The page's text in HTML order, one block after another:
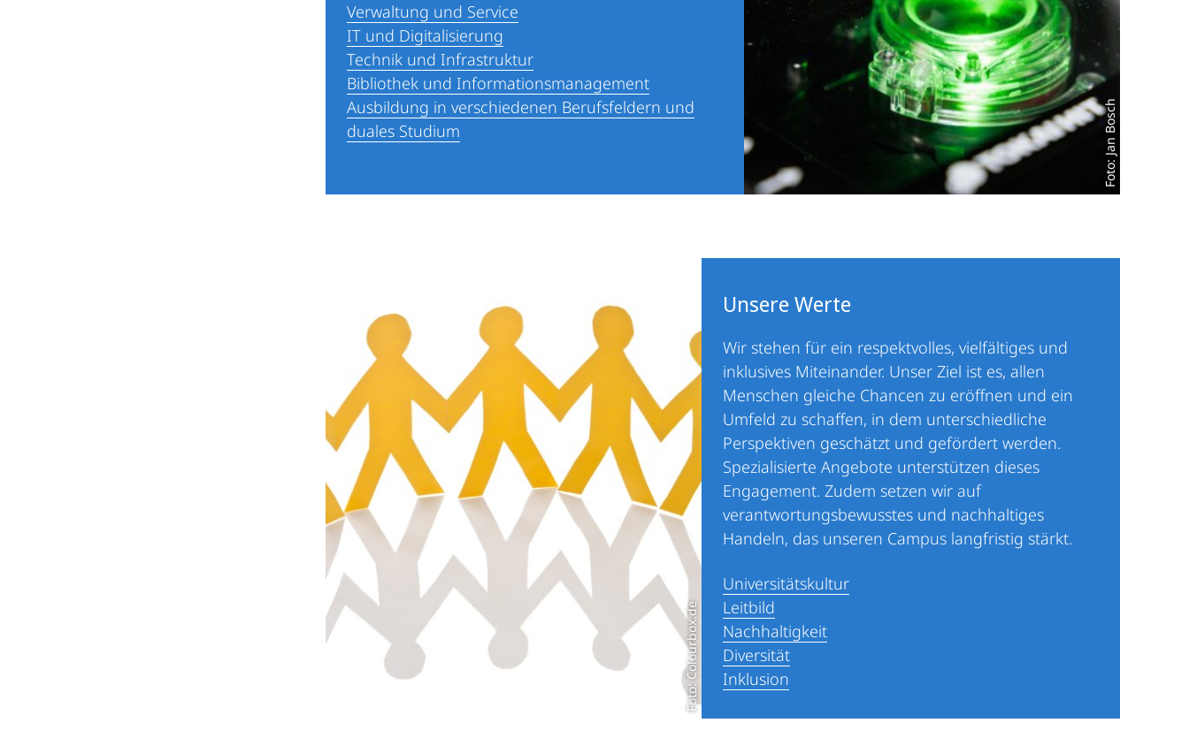
Verwaltung und Service
IT und Digitalisierung
Technik und Infrastruktur
Bibliothek und Informationsmanagement
Ausbildung in verschiedenen Berufsfeldern und
duales Studium
Foto: Jan Bosch
Foto: Colourbox.de
Unsere Werte
Wir stehen für ein respektvolles, vielfältiges und
inklusives Miteinander. Unser Ziel ist es, allen
Menschen gleiche Chancen zu eröffnen und ein
Umfeld zu schaffen, in dem unterschiedliche
Perspektiven geschätzt und gefördert werden.
Spezialisierte Angebote unterstützen dieses
Engagement. Zudem setzen wir auf
verantwortungsbewusstes und nachhaltiges
Handeln, das unseren Campus langfristig stärkt.
Universitätskultur
Leitbild
Nachhaltigkeit
Diversität
Inklusion